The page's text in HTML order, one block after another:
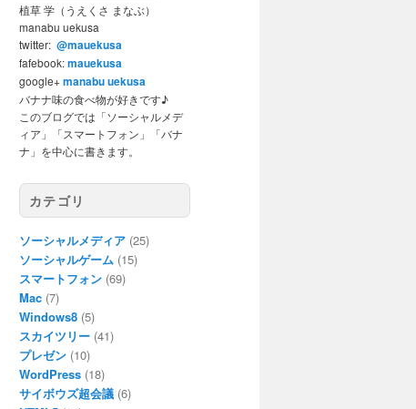
植草 学（うえくさ まなぶ）
manabu uekusa
twitter: @mauekusa
fafebook:mauekusa
google+manabu uekusa
バナナ味の食べ物が好きです♪
このブログでは「ソーシャルメデ
ィア」「スマートフォン」「バナ
ナ」を中心に書きます。
カテゴリ
ソーシャルメディア (25)
ソーシャルゲーム (15)
スマートフォン (69)
Mac (7)
Windows8 (5)
スカイツリー (41)
プレゼン (10)
WordPress (18)
サイボウズ超会議 (6)